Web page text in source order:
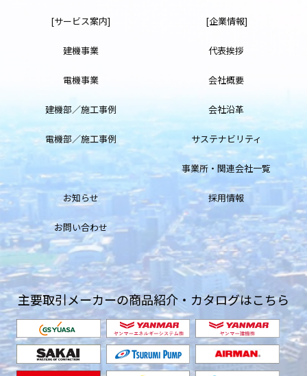
[サービス案内]
建機事業
電機事業
建機部／施工事例
電機部／施工事例
[企業情報]
代表挨拶
会社概要
会社沿革
サステナビリティ
事業所・関連会社一覧
お知らせ 採用情報
お問い合わせ
主要取引メーカーの商品紹介・カタログはこちら